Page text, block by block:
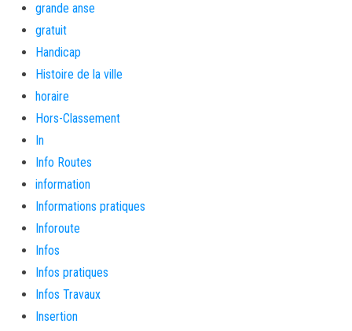
grande anse
gratuit
Handicap
Histoire de la ville
horaire
Hors-Classement
In
Info Routes
information
Informations pratiques
Inforoute
Infos
Infos pratiques
Infos Travaux
Insertion